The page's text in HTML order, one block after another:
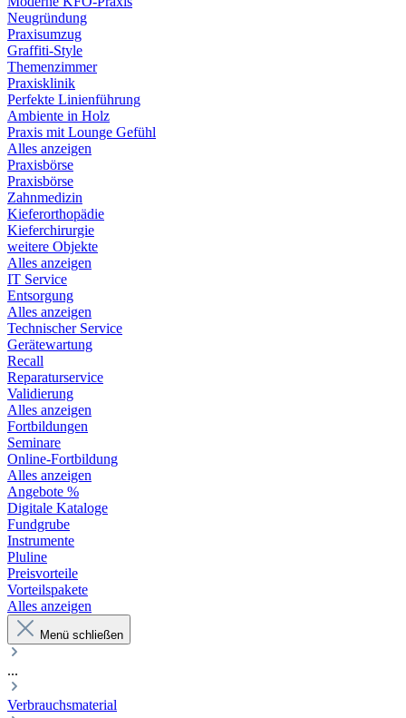
Neugründung
Praxisumzug
Graffiti-Style
Themenzimmer
Praxisklinik
Perfekte Linienführung
Ambiente in Holz
Praxis mit Lounge Gefühl
Alles anzeigen
Praxisbörse
Praxisbörse
Zahnmedizin
Kieferorthopädie
Kieferchirurgie
weitere Objekte
Alles anzeigen
IT Service
Entsorgung
Alles anzeigen
Technischer Service
Gerätewartung
Recall
Reparaturservice
Validierung
Alles anzeigen
Fortbildungen
Seminare
Online-Fortbildung
Alles anzeigen
Angebote %
Digitale Kataloge
Fundgrube
Instrumente
Pluline
Preisvorteile
Vorteilspakete
Alles anzeigen
Menü schließen
...
Verbrauchsmaterial